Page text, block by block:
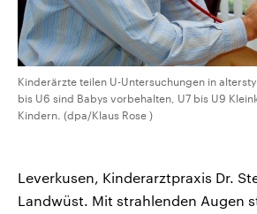
Kinderärzte teilen U-Untersuchungen in
bis U6 sind Babys vorbehalten, U7 bis U9
Kindern. (dpa/Klaus Rose )
Leverkusen, Kinderarztpraxis Dr.
Landwüst. Mit strahlenden Augen